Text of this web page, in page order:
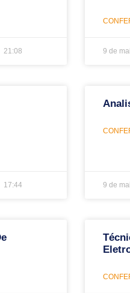
21:08 9 de
17:44 9 de